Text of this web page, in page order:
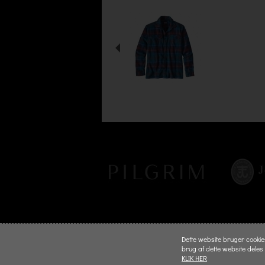
Dette website bruger
brug af dette website
KLIK HER